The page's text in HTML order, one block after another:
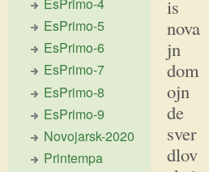
is
nova
jn
dom
ojn
de
sver
dlov
EsPrimo-5
EsPrimo-6
EsPrimo-7
EsPrimo-8
EsPrimo-9
Novojarsk-2020
Printempa